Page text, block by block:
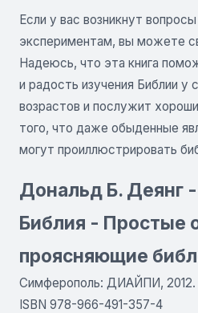
Если у вас возникнут
экспериментам, вы можете
Надеюсь, что эта книга
и радость изучения Библии у
возрастов и послужит
того, что даже обыденные
могут проиллюстрировать
Дональд Б. Деянг
Библия - Простые
проясняющие
Симферополь: ДИАЙПИ, 2012.
ISBN 978-966-491-357-4